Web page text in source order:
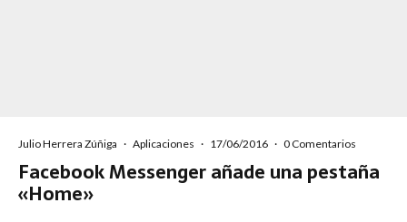
Julio Herrera Zúñiga · Aplicaciones · 17/06/2016 · 0 Comentarios
Facebook Messenger añade una pestaña
«Home»